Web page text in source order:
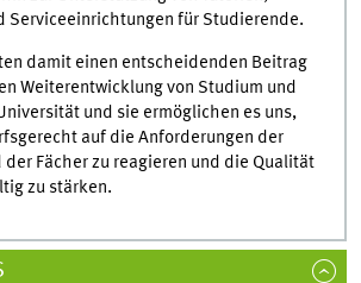
Serviceeinrichtungen für Studierende.
damit einen entscheidenden Beitrag
Weiterentwicklung von Studium und
und sie ermöglichen es uns,
auf die Anforderungen der
Fächer zu reagieren und die Qualität
zu stärken.